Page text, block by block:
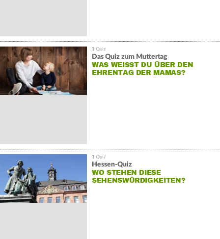
Das Quiz zum Muttertag
WAS WEISST DU ÜBER DEN E
HRENTAG DER MAMAS?
Hessen-Quiz
WO STEHEN DIESE
SEHENSWÜRDIGKEITEN?